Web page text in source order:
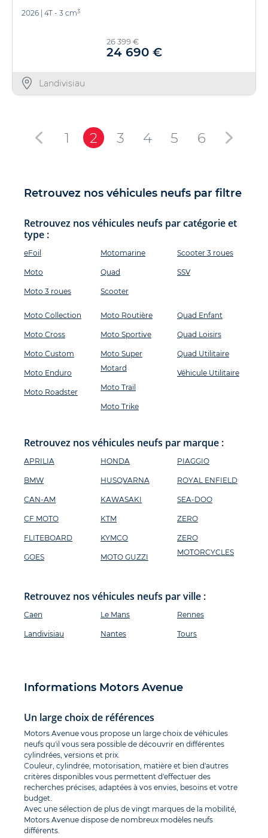
2026 4T - 3 cm3
26 399 €
24 690 €
Landivisiau
1 2 3 4 5 6
Retrouvez nos véhicules neufs par filtre
Retrouvez nos véhicules neufs par catégorie et
type :
eFoil
Moto
Moto 3 roues
Motomarine
Quad
Scooter
Scooter 3 roues
SSV
Moto Collection
Moto Cross
Moto Custom
Moto Enduro
Moto Roadster
Moto Routière
Moto Sportive
Moto Super
Motard
Moto Trail
Moto Trike
Quad Enfant
Quad Loisirs
Quad Utilitaire
Véhicule Utilitaire
Retrouvez nos véhicules neufs par marque :
APRILIA
BMW
CAN-AM
CF MOTO
FLITEBOARD
GOES
HONDA
HUSQVARNA
KAWASAKI
KTM
KYMCO
MOTO GUZZI
PIAGGIO
ROYAL ENFIELD
SEA-DOO
ZERO
ZERO
MOTORCYCLES
Retrouvez nos véhicules neufs par ville :
Caen
Landivisiau
Le Mans
Nantes
Rennes
Tours
Informations Motors Avenue
Un large choix de références
Motors Avenue vous propose un large choix de véhicules
neufs qu'il vous sera possible de découvrir en différentes
cylindrées, versions et prix.
Couleur, cylindrée, motorisation, matière et bien d'autres
critères disponibles vous permettent d'effectuer des
recherches précises, adaptées à vos envies, besoins et votre
budget.
Avec une sélection de plus de vingt marques de la mobilité,
Motors Avenue dispose de nombreux modèles neufs
différents.